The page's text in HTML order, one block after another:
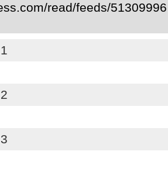
read/feeds/51309996